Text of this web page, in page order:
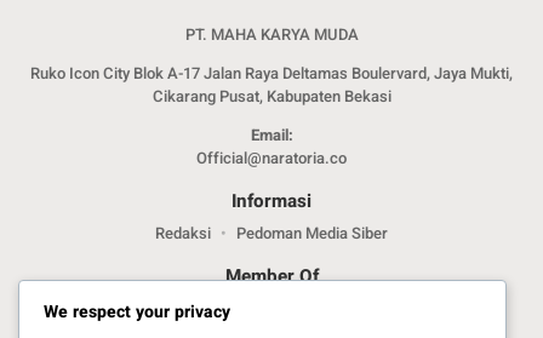
PT. MAHA KARYA MUDA
Ruko Icon City Blok A-17 Jalan Raya Deltamas Boulervard, Jaya Mukti,
Cikarang Pusat, Kabupaten Bekasi
Email:
Official@naratoria.co
Informasi
Redaksi Pedoman Media Siber
Member Of
We respect your privacy